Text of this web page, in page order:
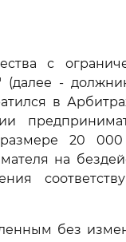
с
(далее -
в
размере 20
на
без